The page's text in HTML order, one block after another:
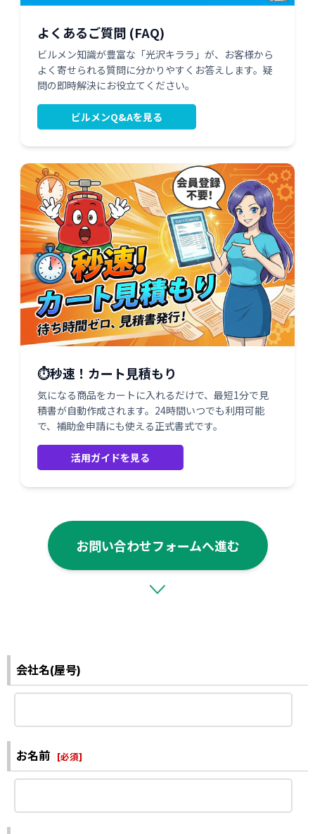
よくあるご質問 (FAQ)
ビルメン知識が豊富な「光沢キララ」が、お客様から
よく寄せられる質問に分かりやすくお答えします。疑
問の即時解決にお役立てください。
ビルメンQ&Aを見る
⏱️秒速！カート見積もり
気になる商品をカートに入れるだけで、最短1分で見
積書が自動作成されます。24時間いつでも利用可能
で、補助金申請にも使える正式書式です。
活用ガイドを見る
お問い合わせフォームへ進む
会社名(屋号)
お名前 [必須]